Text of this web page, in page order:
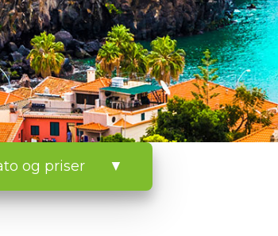
og priser ▼